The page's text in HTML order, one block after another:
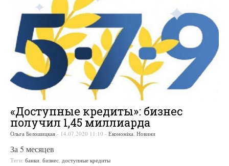
СТАРТЕР
КОНТАКТИ
«Доступные кредиты»: бизнес
получил 1,45 миллиарда
Ольга Белошицкая - 14.07.2020 11:10 - Економіка Новини
За 5 месяцев
Теги: банки бизнес доступные кредиты